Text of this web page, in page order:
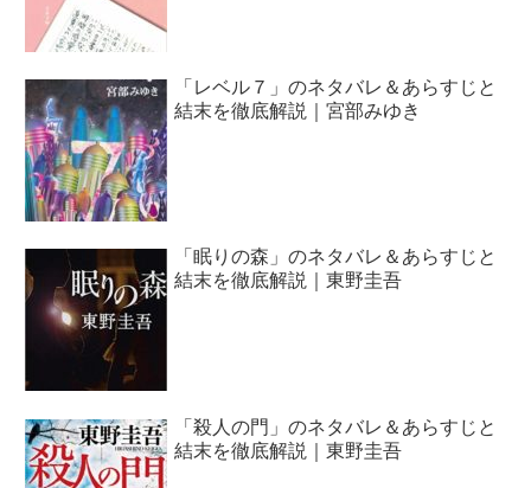
「レベル７」のネタバレ＆あらすじと
結末を徹底解説｜宮部みゆき
「眠りの森」のネタバレ＆あらすじと
結末を徹底解説｜東野圭吾
「殺人の門」のネタバレ＆あらすじと
結末を徹底解説｜東野圭吾